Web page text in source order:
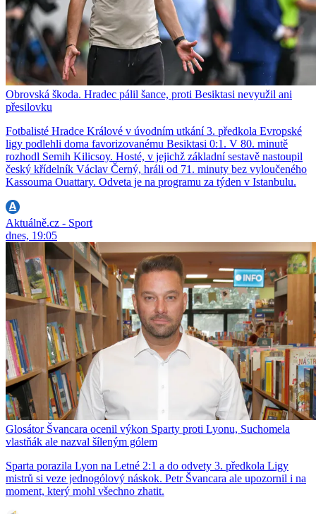
Obrovská škoda. Hradec pálil šance, proti Besiktasi nevyužil ani
přesilovku
Fotbalisté Hradce Králové v úvodním utkání 3. předkola Evropské
ligy podlehli doma favorizovanému Besiktasi 0:1. V 80. minutě
rozhodl Semih Kilicsoy. Hosté, v jejichž základní sestavě nastoupil
český křídelník Václav Černý, hráli od 71. minuty bez vyloučeného
Kassouma Ouattary. Odveta je na programu za týden v Istanbulu.
Aktuálně.cz - Sport
dnes, 19:05
Glosátor Švancara ocenil výkon Sparty proti Lyonu, Suchomela
vlastňák ale nazval šíleným gólem
Sparta porazila Lyon na Letné 2:1 a do odvety 3. předkola Ligy
mistrů si veze jednogólový náskok. Petr Švancara ale upozornil i na
moment, který mohl všechno zhatit.